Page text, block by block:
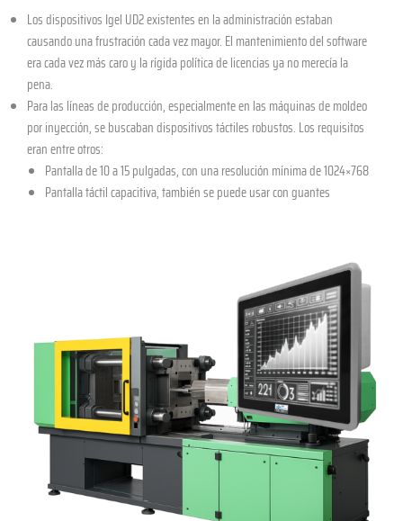
Los dispositivos Igel UD2 existentes en la administración estaban
causando una frustración cada vez mayor. El mantenimiento del software
era cada vez más caro y la rígida política de licencias ya no merecía la
pena.
Para las líneas de producción, especialmente en las máquinas de moldeo
por inyección, se buscaban dispositivos táctiles robustos. Los requisitos
eran entre otros:
Pantalla de 10 a 15 pulgadas, con una resolución mínima de 1024×768
Pantalla táctil capacitiva, también se puede usar con guantes